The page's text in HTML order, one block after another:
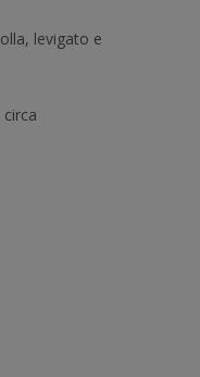
levigato e